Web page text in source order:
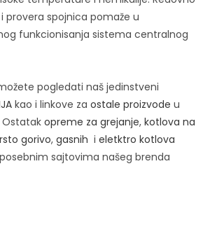
provera spojnica pomaže u
funkcionisanja sistema centralnog
pogledati naš jedinstveni
kao i linkove za ostale proizvode u
opreme za grejanje, kotlova na
gorivo, gasnih i eletktro kotlova
sajtovima našeg brenda